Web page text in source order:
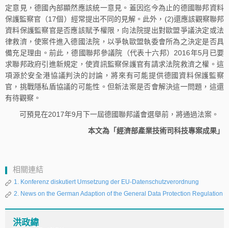
定意見，德國內部顯然應該統一意見。蓋因迄今為止的德國聯邦資料
保護監察官（17個）經常提出不同的見解。此外，(2)還應該觀察聯邦
資料保護監察官是否應該賦予權限，向法院提出對歐盟爭議決定或法
律救濟，使案件進入德國法院，以爭執歐盟執委會所為之決定是否具
備充足理由。前此，德國聯邦參議院（代表十六邦）2016年5月已要
求聯邦政府引進新規定，使資訊監察保護官有請求法院救濟之權。這
項源於安全港協議判決的討論，將來有可能提供德國資料保護監察
官，挑戰隱私盾協議的可能性。但新法案是否會解決這一問題，這還
有待觀察。
可預見在2017年9月下一屆德國聯邦議會選舉前，將通過法案。
本文為「經濟部產業技術司科技專案成果」
相關連結
1. Konferenz diskutiert Umsetzung der EU-Datenschutzverordnung
2. News on the German Adaption of the General Data Protection Regulation
洪政緯